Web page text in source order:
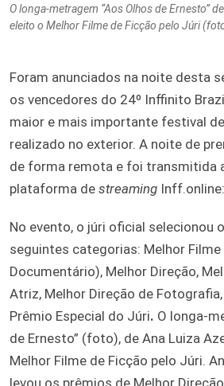
O longa-metragem “Aos Olhos de Ernesto”
eleito o Melhor Filme de Ficção pelo Júri
Foram anunciados na noite desta
os vencedores do 24º Inffinito
maior e mais importante festival
realizado no exterior. A noite de
de forma remota e foi transmitida
plataforma de streaming Inff.online:
No evento, o júri oficial selecionou
seguintes categorias: Melhor Filme
Documentário), Melhor Direção,
Atriz, Melhor Direção de
Prêmio Especial do Júri. O longa-
de Ernesto” (foto), de Ana Luiza
Melhor Filme de Ficção pelo Júri.
levou os prêmios de Melhor